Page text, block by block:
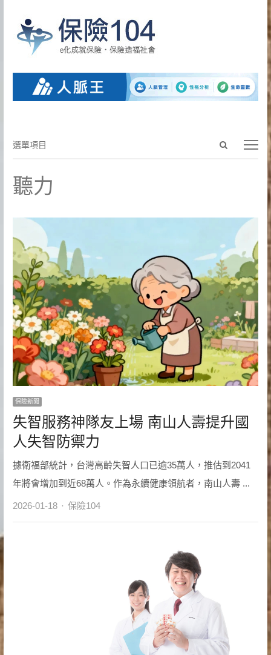
Open
search
選
目
選單項目
聽力
保險新聞
失智服務神隊友上場 南山人壽提升國
人失智防禦力
據衛福部統計，台灣高齡失智人口已逾35萬人，推估到2041
年將會增加到近68萬人。作為永續健康領航者，南山人壽 ...
2026-01-18 Author
保險104